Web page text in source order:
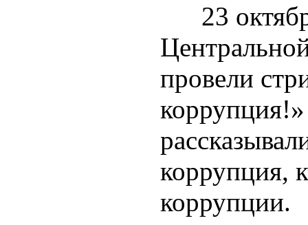
23
провели
коррупция,
коррупции.